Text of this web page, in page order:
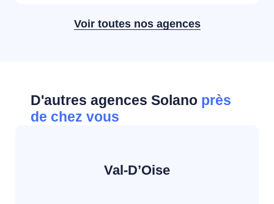
Voir toutes nos agences
D'autres agences Solano près
de chez vous
Val-D’Oise